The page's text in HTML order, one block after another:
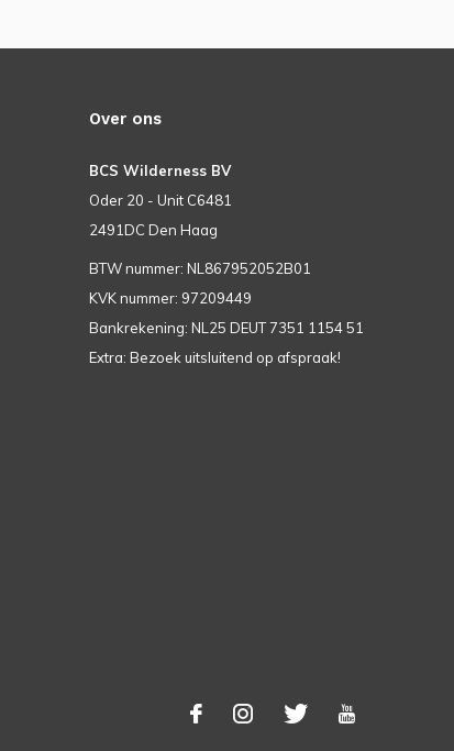
Over ons
BCS Wilderness BV
Oder 20 - Unit C6481
2491DC Den Haag
BTW nummer: NL867952052B01
KVK nummer: 97209449
Bankrekening: NL25 DEUT 7351 1154 51
Extra: Bezoek uitsluitend op afspraak!